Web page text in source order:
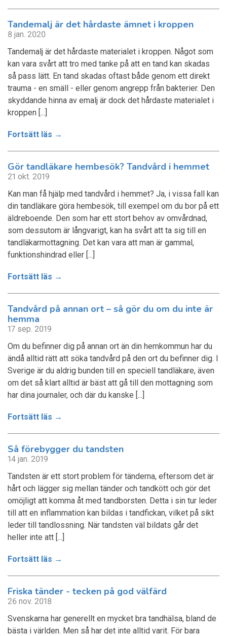
Tandemalj är det hårdaste ämnet i kroppen
8 jan. 2020
Tandemalj är det hårdaste materialet i kroppen. Något som
kan vara svårt att tro med tanke på att en tand kan skadas
så pass lätt. En tand skadas oftast både genom ett direkt
trauma - en smäll - eller genom angrepp från bakterier. Den
skyddande hinna av emalj är dock det hårdaste materialet i
kroppen [...]
Fortsätt läs →
Gör tandläkare hembesök? Tandvård i hemmet
21 okt. 2019
Kan man få hjälp med tandvård i hemmet? Ja, i vissa fall kan
din tandläkare göra hembesök, till exempel om du bor på ett
äldreboende. Den som har ett stort behov av omvårdnad,
som dessutom är långvarigt, kan ha svårt att ta sig till en
tandläkarmottagning. Det kan vara att man är gammal,
funktionshindrad eller [...]
Fortsätt läs →
Tandvård på annan ort – så gör du om du inte är
hemma
17 sep. 2019
Om du befinner dig på annan ort än din hemkommun har du
ändå alltid rätt att söka tandvård på den ort du befinner dig. I
Sverige är du aldrig bunden till en speciell tandläkare, även
om det så klart alltid är bäst att gå till den mottagning som
har dina journaler, och där du kanske [...]
Fortsätt läs →
Så förebygger du tandsten
14 jan. 2019
Tandsten är ett stort problem för tänderna, eftersom det är
hårt och lägger sig mellan tänder och tandkött och gör det
omöjligt att komma åt med tandborsten. Detta i sin tur leder
till att en inflammation kan bildas i tandfickan, vilket på sikt
leder till tandlossning. När tandsten väl bildats går det
heller inte att [...]
Fortsätt läs →
Friska tänder - tecken på god välfärd
26 nov. 2018
Svenskarna har generellt en mycket bra tandhälsa, bland de
bästa i världen. Men så har det inte alltid varit. För bara